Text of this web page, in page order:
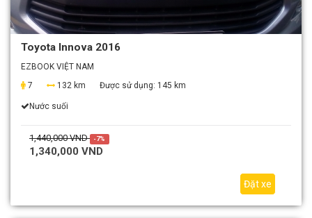
Toyota Innova 2016
EZBOOK VIỆT NAM
7
132 km Được sử dụng: 145 km
Nước suối
1,440,000 VND -7%
1,340,000 VND
Đặt xe